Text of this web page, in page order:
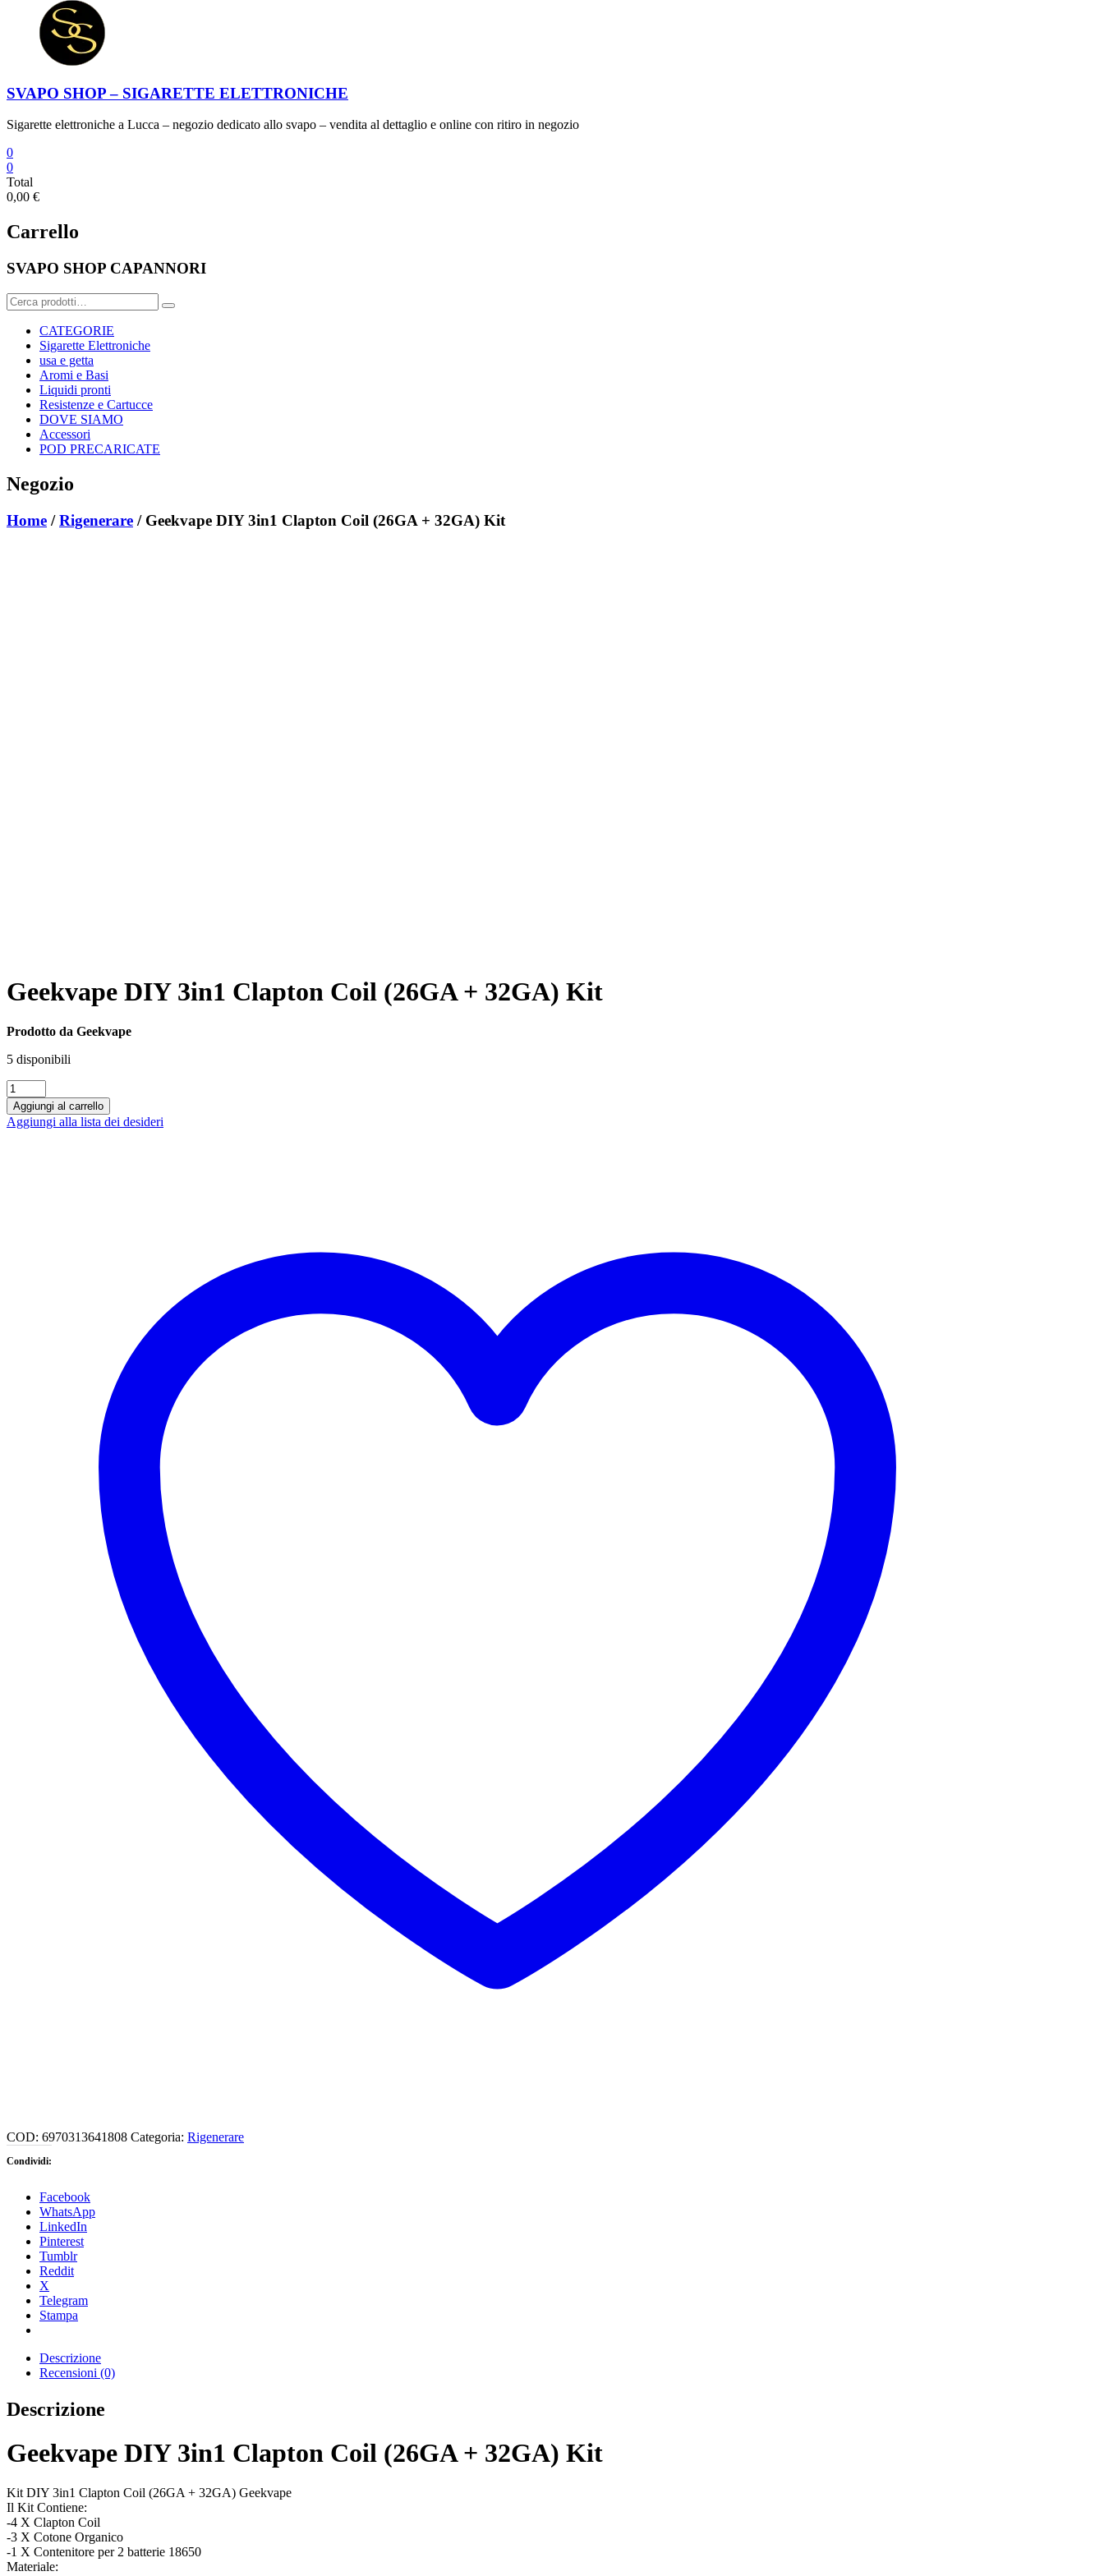
SVAPO SHOP – SIGARETTE ELETTRONICHE
Sigarette elettroniche a Lucca – negozio dedicato allo svapo – vendita al dettaglio e online con ritiro in negozio
0
0
Total
0,00 €
Carrello
SVAPO SHOP CAPANNORI
Cerca:
CATEGORIE
Sigarette Elettroniche
usa e getta
Aromi e Basi
Liquidi pronti
Resistenze e Cartucce
DOVE SIAMO
Accessori
POD PRECARICATE
Negozio
Home /Rigenerare / Geekvape DIY 3in1 Clapton Coil (26GA + 32GA) Kit
Geekvape DIY 3in1 Clapton Coil (26GA + 32GA) Kit
Prodotto da Geekvape
5 disponibili
Geekvape
DIY
3in1
Clapton
Aggiungi al carrello
Aggiungi alla lista dei desideri
COD: 6970313641808 Categoria: Rigenerare
Condividi:
Facebook
WhatsApp
LinkedIn
Pinterest
Tumblr
Reddit
X
Telegram
Stampa
Descrizione
Recensioni (0)
Descrizione
Geekvape DIY 3in1 Clapton Coil (26GA + 32GA) Kit
Kit DIY 3in1 Clapton Coil (26GA + 32GA) Geekvape
Il Kit Contiene:
-4 X Clapton Coil
-3 X Cotone Organico
-1 X Contenitore per 2 batterie 18650
Materiale: